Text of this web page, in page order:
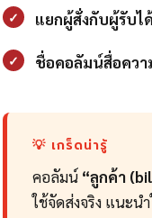
✓ แยกผู้สั่งกับผู้รับไ
✓ ชื่อคอลัมน์สื่อคว
💡 เกร็ดน่ารู้
คอลัมน์ “ลูกค้า
ใช้จัดส่งจริง แนะน